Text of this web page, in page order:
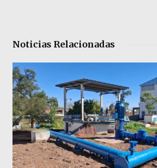
Noticias Relacionadas